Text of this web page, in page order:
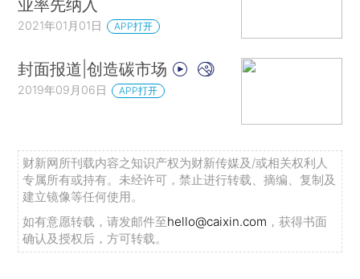
业率先纳入
2021年01月01日 APP打开
封面报道|创造碳市场
2019年09月06日 APP打开
财新网所刊载内容之知识产权为财新传媒及/或相关权利人
专属所有或持有。未经许可，禁止进行转载、摘编、复制及
建立镜像等任何使用。
如有意愿转载，请发邮件至hello@caixin.com ，获得书面
确认及授权后，方可转载。